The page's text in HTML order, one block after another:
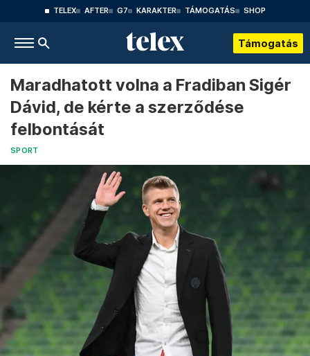
TELEX AFTER G7 KARAKTER TÁMOGATÁS SHOP
Támogatás
Maradhatott volna a Fradiban Sigér
Dávid, de kérte a szerződése
felbontását
SPORT